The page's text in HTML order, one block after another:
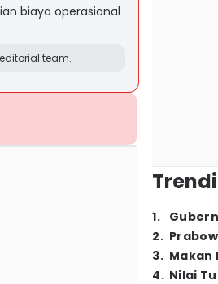
biaya operasional
team.
1.
2.
3. Makan
4. Nilai